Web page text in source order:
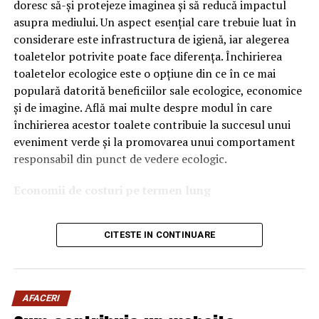
Ce înseamnă Ravenol VMP?
DenumireaVMPidentifică o gamă de uleiuri dezvoltate
pentru motoare moderne care necesită performanțe
ridicate și compatibilitate cu numeroase specificații ale
constructorilor auto.
Acest produs este destinat în special motoarelor
moderne pe benzină și diesel, inclusiv celor echipate cu:
catalizatoare moderne;
sisteme Start-Stop.
Ce înseamnă USVO?
Una dintre cele mai importante caracteristici ale acestui
ulei este tehnologia
USVO
doresc să-și protejeze imaginea și să reducă impactul
asupra mediului. Un aspect esențial care trebuie luat în
considerare este infrastructura de igienă, iar alegerea
toaletelor potrivite poate face diferența. Închirierea
toaletelor ecologice este o opțiune din ce în ce mai
populară datorită beneficiilor sale ecologice, economice
și de imagine. Află mai multe despre modul în care
închirierea acestor toalete contribuie la succesul unui
eveniment verde și la promovarea unui comportament
responsabil din punct de vedere ecologic.
Economii de costuri pe termen lung
Unul dintre cele mai mari avantaje ale activității
închiriere toalete ecologiceeste economia de costuri.
termen lung, aceasta este o opțiune mai rentabilă decât
construirea unei infrastructuri permanente de toalete.
Toaletele ecologice nu necesită conexiuni complexe la
CITESTE IN CONTINUARE
AFACERI